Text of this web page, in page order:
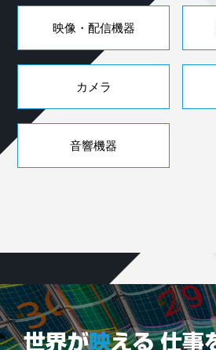
映像・配信機器
カメラ
音響機器